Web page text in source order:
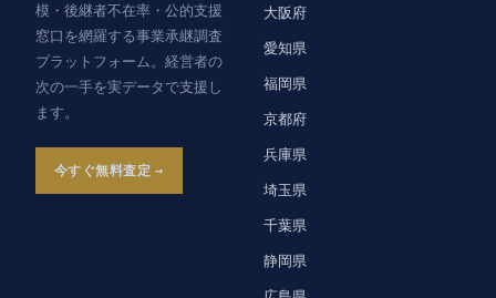
模・後継者不在率・公的支援
窓口を網羅する事業承継調査
プラットフォーム。経営者の
次の一手を実データで支援し
ます。
今すぐ無料査定
大阪府
愛知県
福岡県
京都府
兵庫県
埼玉県
千葉県
静岡県